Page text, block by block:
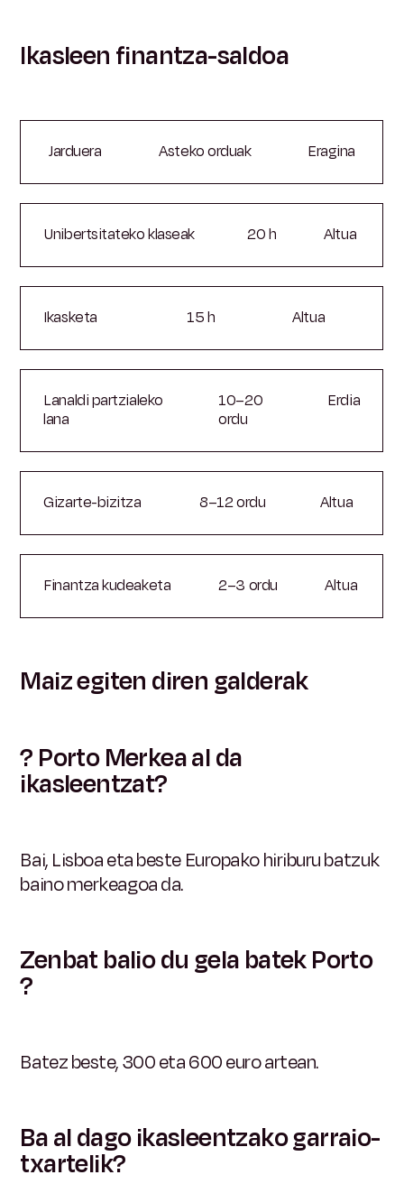
Ikasleen finantza-saldoa
Jarduera Asteko orduak Eragina
Unibertsitateko klaseak 20 h Altua
Ikasketa 15 h Altua
Lanaldi partzialeko
lana
10–20
ordu
Erdia
Gizarte-bizitza 8–12 ordu Altua
Finantza kudeaketa 2–3 ordu Altua
Maiz egiten diren galderak
? Porto Merkea al da
ikasleentzat?
Bai, Lisboa eta beste Europako hiriburu batzuk
baino merkeagoa da.
Zenbat balio du gela batek Porto
?
Batez beste, 300 eta 600 euro artean.
Ba al dago ikasleentzako garraio-
txartelik?